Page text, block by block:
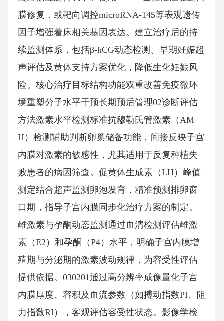
膜修复，或靶向调控microRNA-145等表观遗传
因子增强着床相关基因表达。建立治疗后的持
续监测体系，包括β-hCG动态检测、早期妊娠超
声评估及黄体支持方案优化，降低生化妊娠风
险。核心治疗目标结构功能双重改善免疫微环
境重塑分子水平干预长期预后管理02诊断评估
方法激素水平检测标准抗穆勒氏管激素（AM
H）检测辅助判断卵巢储备功能，间接反映子宫
内膜对激素的敏感性，尤其适用于反复种植失
败患者的病因筛查。促黄体生成素（LH）峰值
测定结合超声监测卵泡发育，精准预测排卵窗
口期，指导子宫内膜同步化治疗方案的制定。
雌激素与孕酮动态监测通过血清检测评估雌激
素（E2）和孕酮（P4）水平，明确子宫内膜增
殖期与分泌期的激素波动规律，为容受性评估
提供依据。030201通过高分辨率成像量化子宫
内膜厚度、容积及血流参数（如搏动指数PI、阻
力指数RI），客观评估容受性状态。影像学检